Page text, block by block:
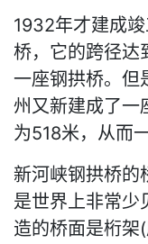
1932年才建成
桥，它的跨径达
一座钢拱桥。但
州又新建成了一
为518米，从而
新河峡钢拱桥的
是世界上非常少
造的桥面是桁架